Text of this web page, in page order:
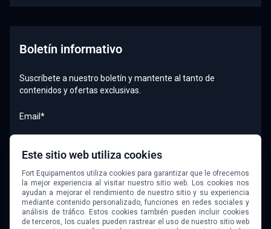
Este sitio web utiliza cookies
Fort Equipamentos utiliza cookies para garantizar que le ofrecemos
la mejor experiencia al visitar nuestro sitio web. Los cookies nos
ayudan a mejorar el rendimiento de nuestro sitio y su experiencia
mediante contenido personalizado, funciones en redes sociales y
análisis de tráfico. Estos cookies también pueden incluir cookies
de terceros, los cuales pueden rastrear el uso de nuestro sitio web
Boletín informativo
Suscríbete a nuestro boletín y mantente al tanto de
contenidos y ofertas exclusivas.
Email*
Quiero recibir el boletín